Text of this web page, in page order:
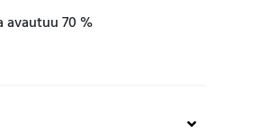
avautuu 70 %